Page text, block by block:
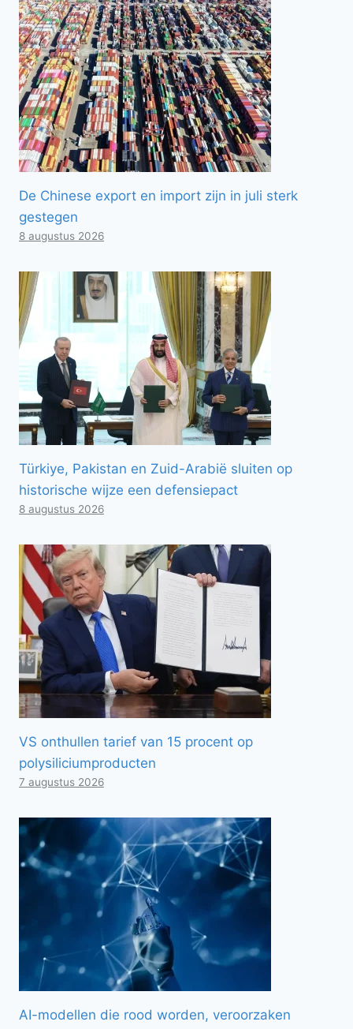
De Chinese export en import zijn in juli sterk
gestegen
8 augustus 2026
Türkiye, Pakistan en Zuid-Arabië sluiten op
historische wijze een defensiepact
8 augustus 2026
VS onthullen tarief van 15 procent op
polysiliciumproducten
7 augustus 2026
AI-modellen die rood worden, veroorzaken